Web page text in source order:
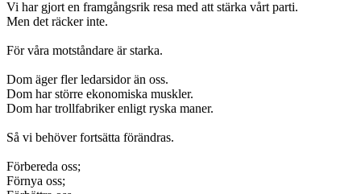
Vi har gjort en framgångsrik resa med att stärka vårt parti.
Men det räcker inte.
För våra motståndare är starka.
Dom äger fler ledarsidor än oss.
Dom har större ekonomiska muskler.
Dom har trollfabriker enligt ryska maner.
Så vi behöver fortsätta förändras.
Förbereda oss;
Förnya oss;